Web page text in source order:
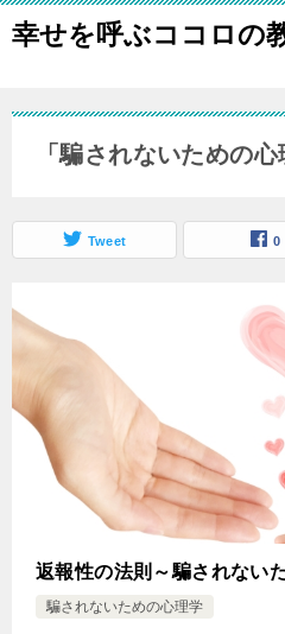
幸せを呼ぶココロの
「騙されないための
Tweet 0
返報性の法則～騙されない
騙されないための心理学